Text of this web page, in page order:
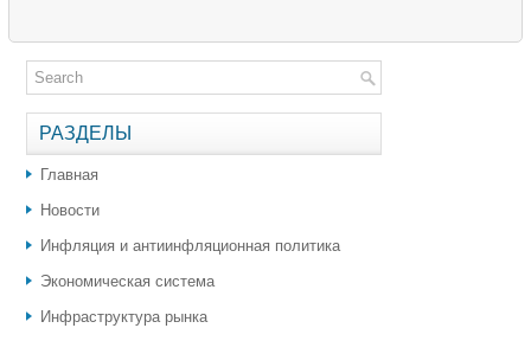
РАЗДЕЛЫ
Главная
Новости
Инфляция и антиинфляционная политика
Экономическая система
Инфраструктура рынка